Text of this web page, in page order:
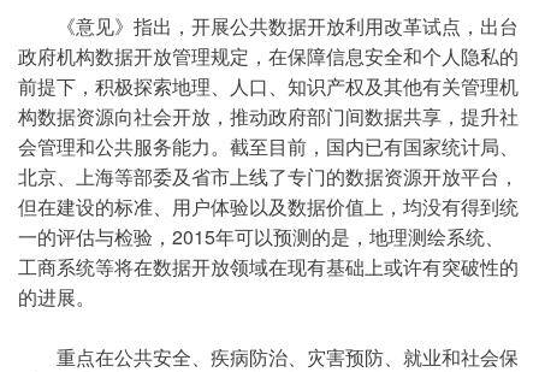
《意见》指出，开展公共数据开放利用改革试点，出台
政府机构数据开放管理规定，在保障信息安全和个人隐私的
前提下，积极探索地理、人口、知识产权及其他有关管理机
构数据资源向社会开放，推动政府部门间数据共享，提升社
会管理和公共服务能力。截至目前，国内已有国家统计局、
北京、上海等部委及省市上线了专门的数据资源开放平台，
但在建设的标准、用户体验以及数据价值上，均没有得到统
一的评估与检验，2015年可以预测的是，地理测绘系统、
工商系统等将在数据开放领域在现有基础上或许有突破性的
的进展。
重点在公共安全、疾病防治、灾害预防、就业和社会保